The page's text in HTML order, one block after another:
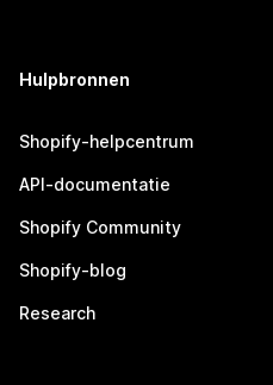
Hulpbronnen
Shopify-helpcentrum
API-documentatie
Shopify Community
Shopify-blog
Research